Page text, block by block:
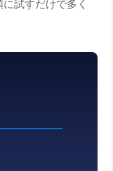
試すだけで多く